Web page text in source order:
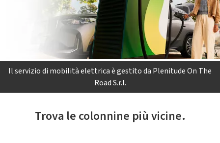
Il servizio di mobilità elettrica è gestito da Plenitude On The
Road S.r.l.
Trova le colonnine più vicine.